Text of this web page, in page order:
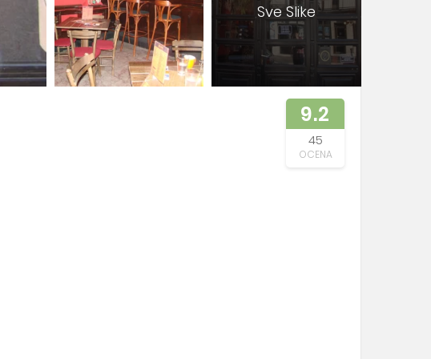
Sve Slike
9.2
45
OCENA